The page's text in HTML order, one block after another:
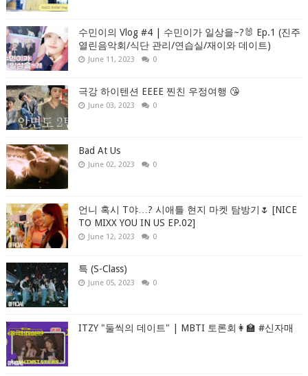
수민이의 Vlog #4 | 수민이가 일상을~?🐰 Ep.1 (진주
열린음악회/식단 관리/연습실/재이와 데이트)
June 11, 2023 0
극강 하이텐션 EEEE 찐친 우정여행 😘
June 03, 2023 0
Bad At Us
June 02, 2023 0
언니 혹시 T야…? 시애틀 현지 마켓 탐방기🌷 [NICE
TO MIXX YOU IN US EP.02]
June 12, 2023 0
특 (S-Class)
June 05, 2023 0
ITZY "둘씩의 데이트" | MBTI 토론회👩‍🏫 #신자매